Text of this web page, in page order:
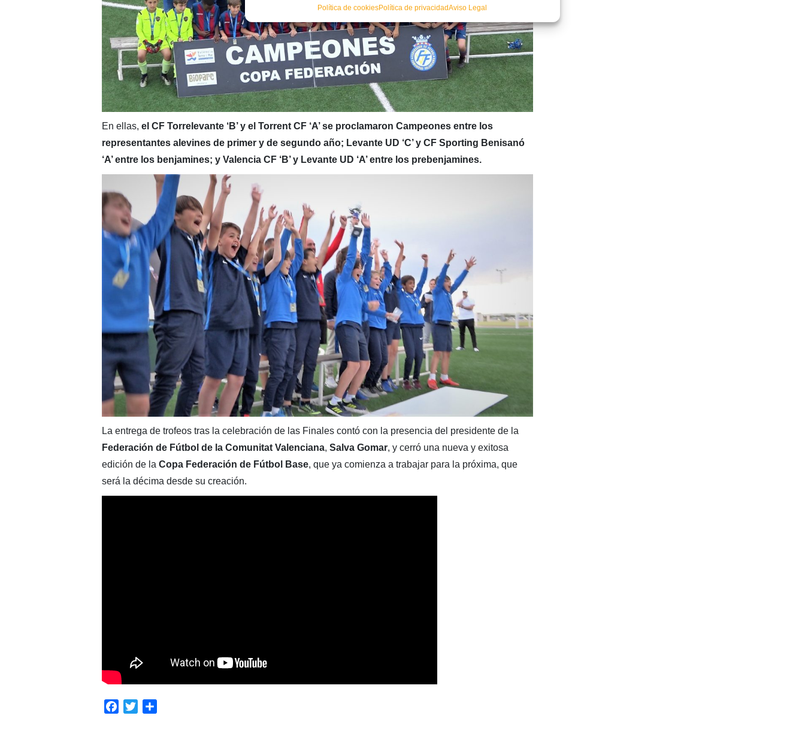
Política de cookiesPolítica de privacidadAviso Legal
En ellas, el CF Torrelevante ‘B’ y el Torrent CF ‘A’ se proclamaron Campeones entre los
representantes alevines de primer y de segundo año; Levante UD ‘C’ y CF Sporting Benisanó
‘A’ entre los benjamines; y Valencia CF ‘B’ y Levante UD ‘A’ entre los prebenjamines.
La entrega de trofeos tras la celebración de las Finales contó con la presencia del presidente de la
Federación de Fútbol de la Comunitat Valenciana, Salva Gomar, y cerró una nueva y exitosa
edición de la Copa Federación de Fútbol Base, que ya comienza a trabajar para la próxima, que
será la décima desde su creación.
Facebook
Twitter